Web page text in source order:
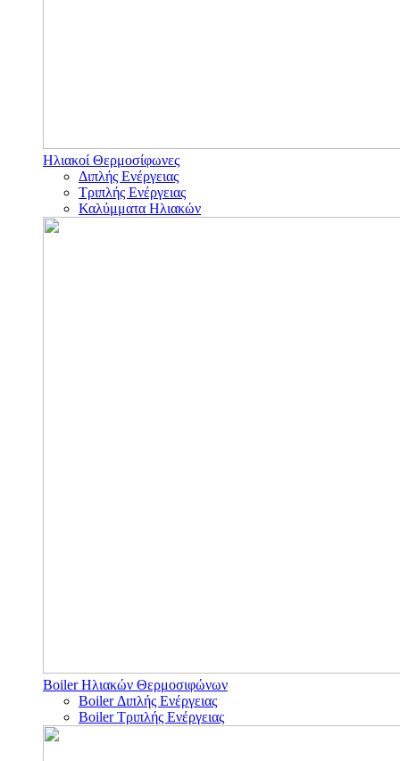
Ηλιακοί Θερμοσίφωνες
Διπλής Ενέργειας
Τριπλής Ενέργειας
Καλύμματα Ηλιακών
Boiler Ηλιακών Θερμοσιφώνων
Boiler Διπλής Ενέργειας
Boiler Τριπλής Ενέργειας